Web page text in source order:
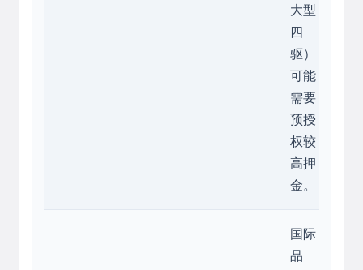
大型
四
驱）
可能
需要
预授
权较
高押
金。
国际
品